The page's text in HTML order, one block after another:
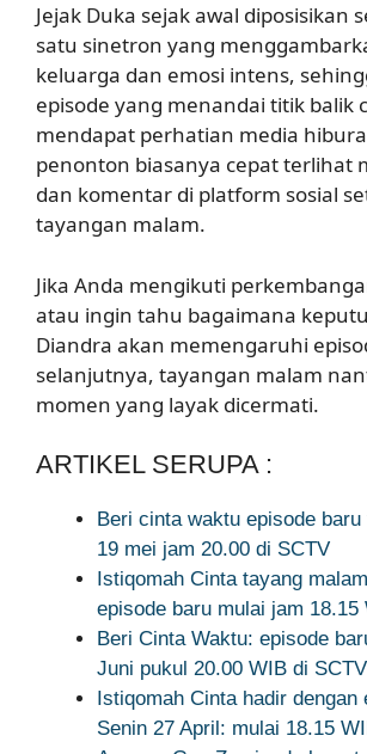
Jejak Duka sejak awal diposisikan
satu sinetron yang
keluarga dan emosi intens,
episode yang menandai titik balik
mendapat perhatian media
penonton biasanya cepat terlihat
dan komentar di platform sosial
tayangan malam.
Jika Anda mengikuti
atau ingin tahu bagaimana
Diandra akan memengaruhi
selanjutnya, tayangan malam
momen yang layak dicermati.
ARTIKEL SERUPA :
Beri cinta waktu episode
19 mei jam 20.00 di SCTV
Istiqomah Cinta tayang
episode baru mulai jam 18.15
Beri Cinta Waktu: episode
Juni pukul 20.00 WIB di SCTV
Istiqomah Cinta hadir dengan
Senin 27 April: mulai 18.15